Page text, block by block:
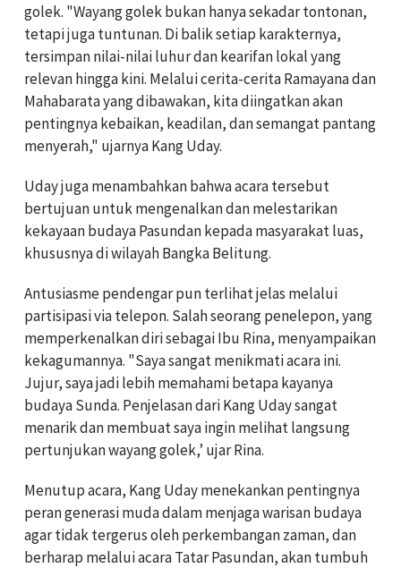
golek. "Wayang golek bukan hanya sekadar tontonan,
tetapi juga tuntunan. Di balik setiap karakternya,
tersimpan nilai-nilai luhur dan kearifan lokal yang
relevan hingga kini. Melalui cerita-cerita Ramayana dan
Mahabarata yang dibawakan, kita diingatkan akan
pentingnya kebaikan, keadilan, dan semangat pantang
menyerah," ujarnya Kang Uday.
Uday juga menambahkan bahwa acara tersebut
bertujuan untuk mengenalkan dan melestarikan
kekayaan budaya Pasundan kepada masyarakat luas,
khususnya di wilayah Bangka Belitung.
Antusiasme pendengar pun terlihat jelas melalui
partisipasi via telepon. Salah seorang penelepon, yang
memperkenalkan diri sebagai Ibu Rina, menyampaikan
kekagumannya. "Saya sangat menikmati acara ini.
Jujur, saya jadi lebih memahami betapa kayanya
budaya Sunda. Penjelasan dari Kang Uday sangat
menarik dan membuat saya ingin melihat langsung
pertunjukan wayang golek,’ ujar Rina.
Menutup acara, Kang Uday menekankan pentingnya
peran generasi muda dalam menjaga warisan budaya
agar tidak tergerus oleh perkembangan zaman, dan
berharap melalui acara Tatar Pasundan, akan tumbuh